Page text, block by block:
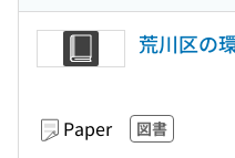
荒川区の
Paper 図書